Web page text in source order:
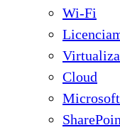
Wi-Fi
Cloud